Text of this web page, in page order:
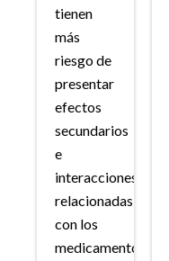
tienen
más
riesgo de
presentar
efectos
secundarios
e
interacciones
relacionadas
con los
medicamentos.